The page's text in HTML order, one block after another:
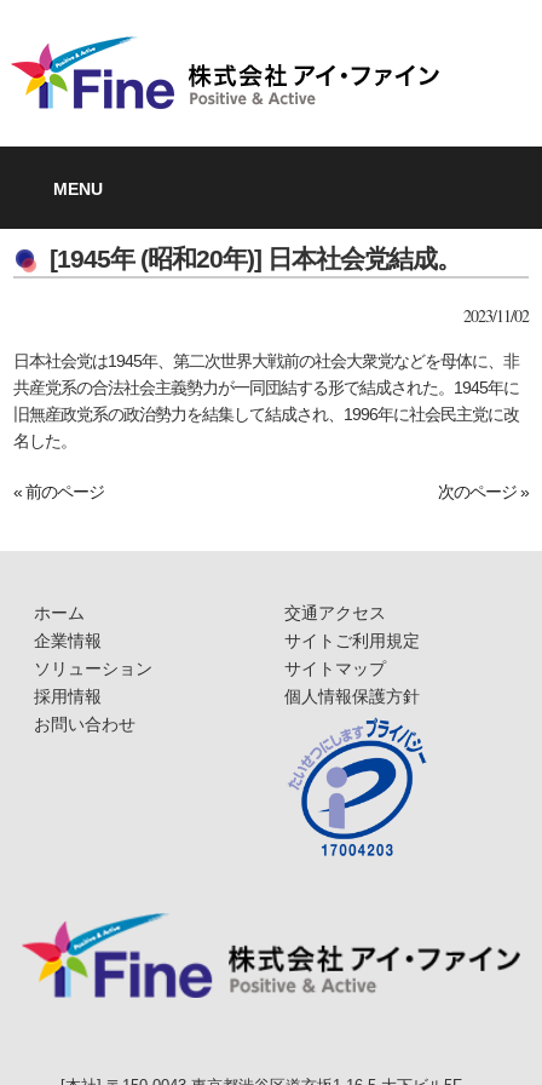
MENU
[1945年 (昭和20年)] 日本社会党結成。
2023/11/02
日本社会党は1945年、第二次世界大戦前の社会大衆党などを母体に、非
共産党系の合法社会主義勢力が一同団結する形で結成された。1945年に
旧無産政党系の政治勢力を結集して結成され、1996年に社会民主党に改
名した。
« 前のページ 次のページ »
ホーム
企業情報
ソリューション
採用情報
お問い合わせ
交通アクセス
サイトご利用規定
サイトマップ
個人情報保護方針